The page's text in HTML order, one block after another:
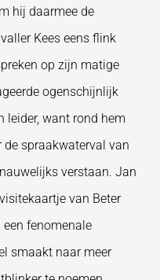
hij daarmee de
Kees eens flink
op zijn matige
ogenschijnlijk
leider, want rond hem
spraakwaterval van
verstaan. Jan
van Beter
een fenomenale
smaakt naar meer